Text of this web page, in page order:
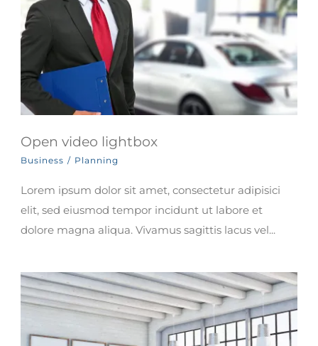
Open video lightbox
Business / Planning
Lorem ipsum dolor sit amet, consectetur adipisici
elit, sed eiusmod tempor incidunt ut labore et
dolore magna aliqua. Vivamus sagittis lacus vel...